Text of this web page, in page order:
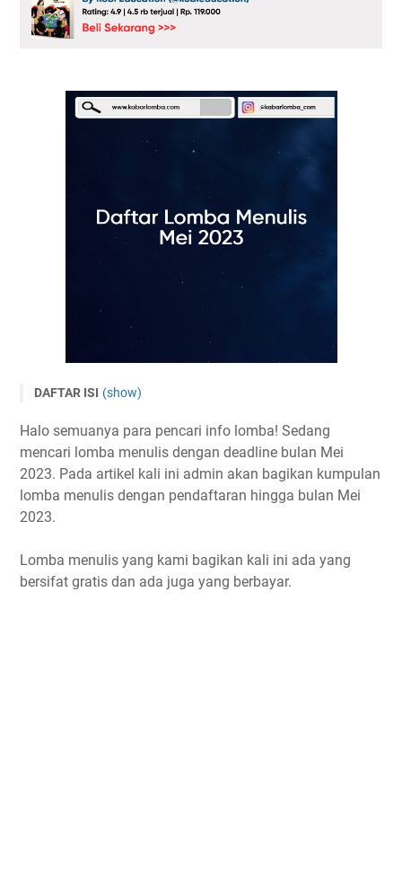
DAFTAR ISI (show)
LKTI Pelajar Nasional 2023 oleh Politeknik Keselamatan
Lomba Karya Tulis Ilmiah Nasional 2023 HIMAGRO UMM
Lomba Karya Ilmiah Remaja (KIR) FIKIR 2023
Lomba Semarak Esai Nasional 2023 di Universitas
Halo semuanya para pencari info lomba! Sedang
mencari lomba menulis dengan deadline bulan Mei
2023. Pada artikel kali ini admin akan bagikan kumpulan
lomba menulis dengan pendaftaran hingga bulan Mei
2023.
Lomba menulis yang kami bagikan kali ini ada yang
bersifat gratis dan ada juga yang berbayar.